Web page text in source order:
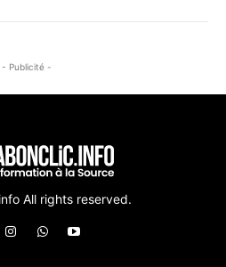
- Publicité -
All rights reserved.